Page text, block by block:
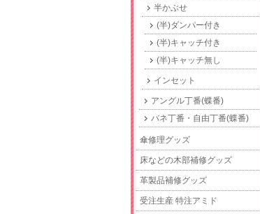
半かぶせ
(半)ダンパー付き
(半)キャッチ付き
(半)キャッチ無し
インセット
アングル丁番(蝶番)
バネ丁番・自由丁番(蝶番)
傘修理グッズ
床などの木部補修グッズ
革製品補修グッズ
受注生産 特注アミド